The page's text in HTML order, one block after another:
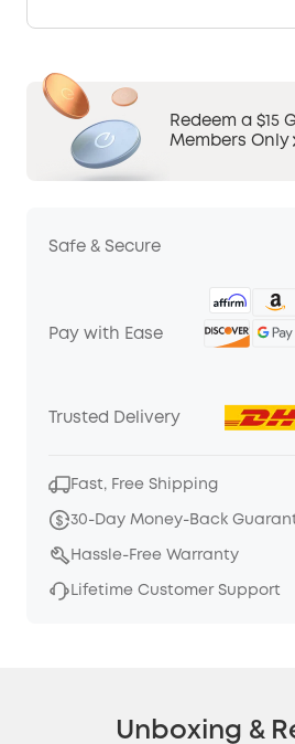
Redeem a $15
Members Only
Safe & Secure
Pay with Ease
Trusted Delivery
Fast, Free Shipping
30-Day Money-Back
Hassle-Free Warranty
Lifetime Customer Support
Unboxing &